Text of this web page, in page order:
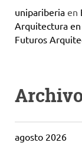
unipariberia en
Arquitectura en
Futuros
agosto 2026